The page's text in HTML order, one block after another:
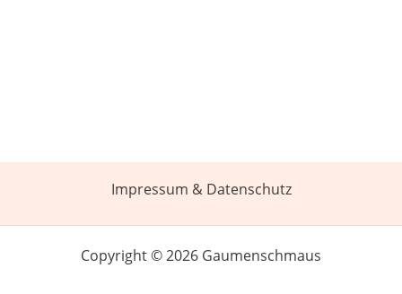
Impressum & Datenschutz
Copyright © 2026 Gaumenschmaus